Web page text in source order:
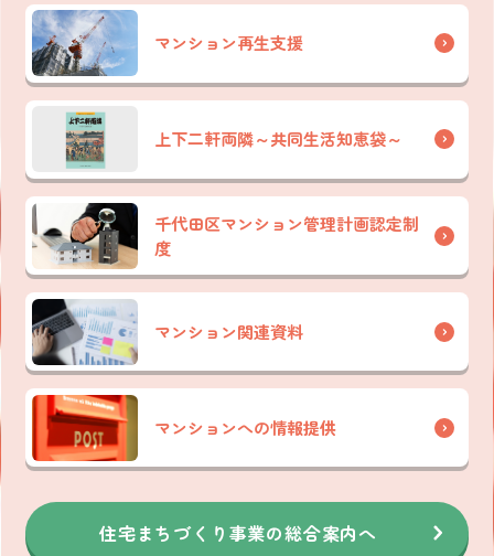
マンション再生支援
上下二軒両隣～共同生活知恵袋～
千代田区マンション管理計画認定制
度
マンション関連資料
マンションへの情報提供
住宅まちづくり事業の総合案内へ